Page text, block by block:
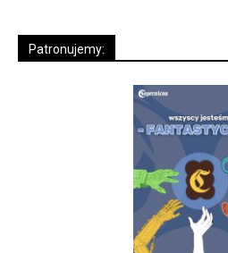
Patronujemy: